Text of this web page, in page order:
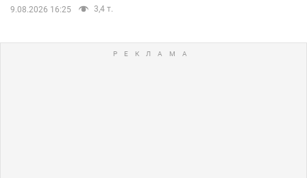
9.08.2026 16:25 3,4 т.